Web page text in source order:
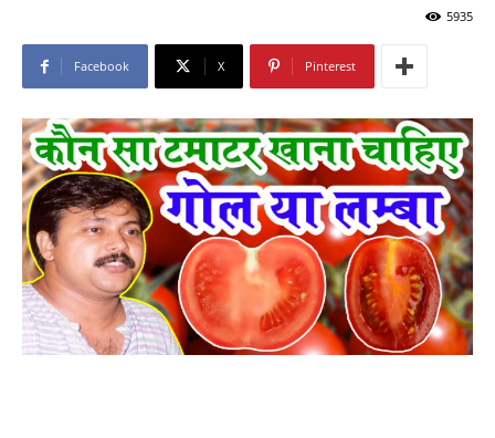
5935
Facebook X Pinterest